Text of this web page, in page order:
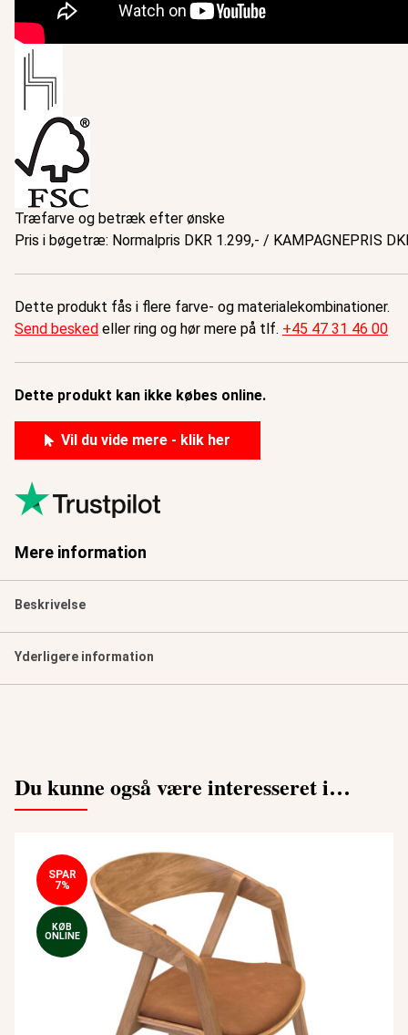
Træfarve og betræk efter ønske
Pris i bøgetræ: Normalpris DKR 1.299,- / KAMPAGNEPRIS
Dette produkt fås i flere farve- og materialekombinationer.
Send besked eller ring og hør mere på tlf. +45 47 31 46 00
Dette produkt kan ikke købes online.
Vil du vide mere - klik her
Mere information
Beskrivelse
Yderligere information
Du kunne også være interesseret i…
SPAR
7%
KØB
ONLINE